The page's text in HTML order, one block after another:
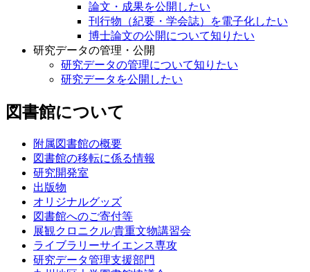
論文・成果を公開したい
刊行物（紀要・学会誌）を電子化したい
博士論文の公開について知りたい
研究データの管理・公開
研究データの管理について知りたい
研究データを公開したい
図書館について
附属図書館の概要
図書館の移転に係る情報
研究開発室
出版物
オリジナルグッズ
図書館へのご寄付等
展観クロニクル/貴重文物講習会
ライブラリーサイエンス専攻
研究データ管理支援部門